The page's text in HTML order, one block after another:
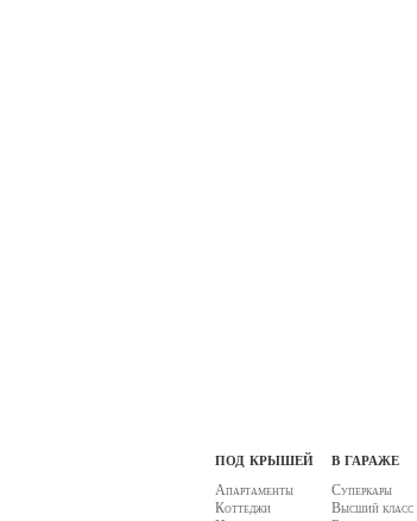
под крышей
Апартаменты
Коттеджи
в гараже
Суперкары
Высший класс